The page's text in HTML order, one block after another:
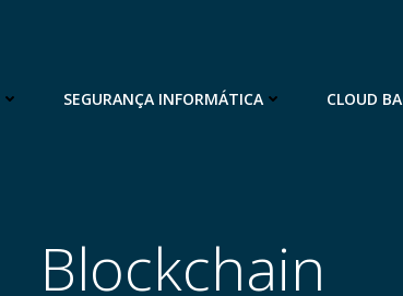
SEGURANÇA INFORMÁTICA CLOUD
Blockchain